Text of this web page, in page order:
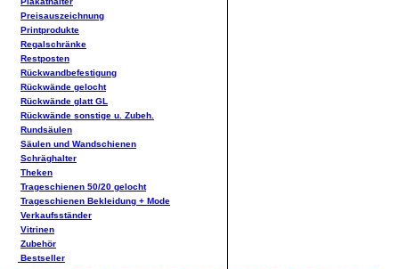
Preisauszeichnung
Printprodukte
Regalschränke
Restposten
Rückwandbefestigung
Rückwände gelocht
Rückwände glatt GL
Rückwände sonstige u. Zubeh.
Rundsäulen
Säulen und Wandschienen
Schräghalter
Theken
Trageschienen 50/20 gelocht
Trageschienen Bekleidung + Mode
Verkaufsständer
Vitrinen
Zubehör
Bestseller